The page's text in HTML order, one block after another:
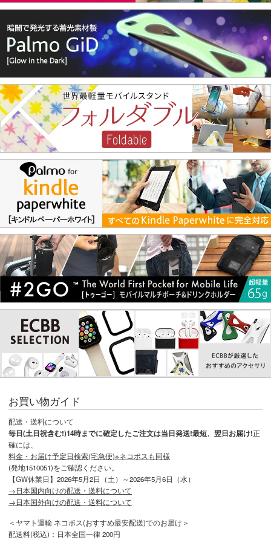
お買い物ガイド
配送・送料について
毎日(土日祝含む!)14時までに確定したご注文は当日発送!最短、翌日お届け!正
確には、
料金・お届け予定日検索(宅急便)※ネコポスも同様
(発地1510051)をご確認ください。
【GW休業日】2026年5月2日（土）～2026年5月6日（水）
→日本国内向けの配送・送料について
→日本国外向けの配送・送料について
＜ヤマト運輸 ネコポス(おすすめ最安配送)でのお届け＞
配送料(税込)：日本全国一律 200円